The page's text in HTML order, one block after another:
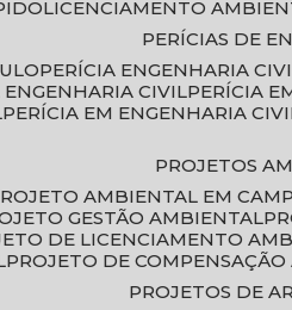
LICENCIAMENTO
PERÍCIAS DE
PERÍCIA ENGENHARIA
ENGENHARIA CIVIL PERÍCIA
PERÍCIA EM ENGENHARIA
PROJETOS
PROJETO AMBIENTAL EM
GESTÃO AMBIENTAL
DE LICENCIAMENTO
PROJETO DE
PROJETOS DE